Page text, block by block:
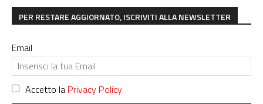
PER RESTARE AGGIORNATO, ISCRIVITI ALLA NEWSLETTER
Email
Accetto la Privacy Policy